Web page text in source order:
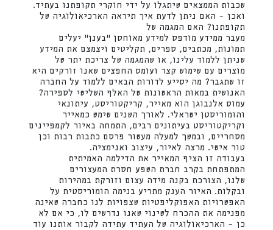
שכבות הממצאים שיתגלו על ידי חוקרי תקופתנו בעתיד.
ואכן – האם ניתן לדעת איך תיראה הארכיאולוגיה של
תקופתנו? האם המגמה של
מעבר ממידע מודפס למידע מאוחסן "בענן" יעלים
תמונות, מכתבים, ספרים, תקליטים ויצמצם את המידע
שניתן ללמוד עלינו, או שהמגמה של צריכת יתר של
מוצרים עם שימוש קצר ועומס החפצים שאנו זורקים היא
זו שתגבר? מה יסייע לדורות הבאים ללמוד על החברה
האנושית במאות הראשונות של האלף השלישי לספירה?
עמוס אלנבוגן הוא מאייר, קריקטוריסט, עיתונאי
והומוריסטן ישראלי. לאורך השנים שימש כמאייר
וקריקטוריסט בעיתונים רבים, התמחה באיור לקמפיינים
מסחריים, ובמשך למעלה מעשור פרסם כתבות רבות וכן
טור אישי. מרצה לאיור, עיצוב ואנימציה.
בעבודה זו הציף המאייר את הדילמה האמיתית
המתפתחת בקרב חברת השפע חסרת המעצורים
שלנו, הצורכת בקנה מידה עצום וזורקת במהירות
ובקלות. האיור הענק מתריע בנימה הומוריסטית על
האפשרויות האפוקליפטיות שצפויות לנו כחברה שאינה
מפנימה את ההכרח לשינוי שאנו נדרשים לו, כי אם לא
כן – הארכיאולוגיה של העתיד עתידה לקבור אותנו עוד